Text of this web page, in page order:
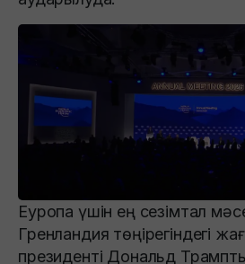
Еуропа үшін ең сезімтал
Гренландия төңірегіндегі
президенті Дональд